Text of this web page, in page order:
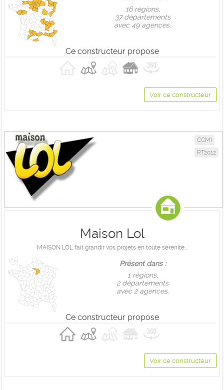
16 règions,
37 départements
avec 49 agences.
Ce constructeur propose
Voir ce constructeur
CCMI
RT2012
Maison Lol
MAISON LOL fait grandir vos projets en toute sérénité...
Présent dans :
1 règions,
2 départements
avec 2 agences.
Ce constructeur propose
Voir ce constructeur